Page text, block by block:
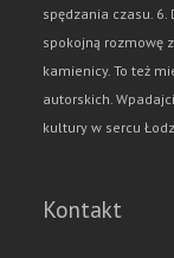
spędzania czasu.
spokojną rozmowę
kamienicy. To też
autorskich.
kultury w sercu
Kontakt